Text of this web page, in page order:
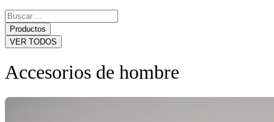
Search
...Productos
VER TODOS
Accesorios de hombre